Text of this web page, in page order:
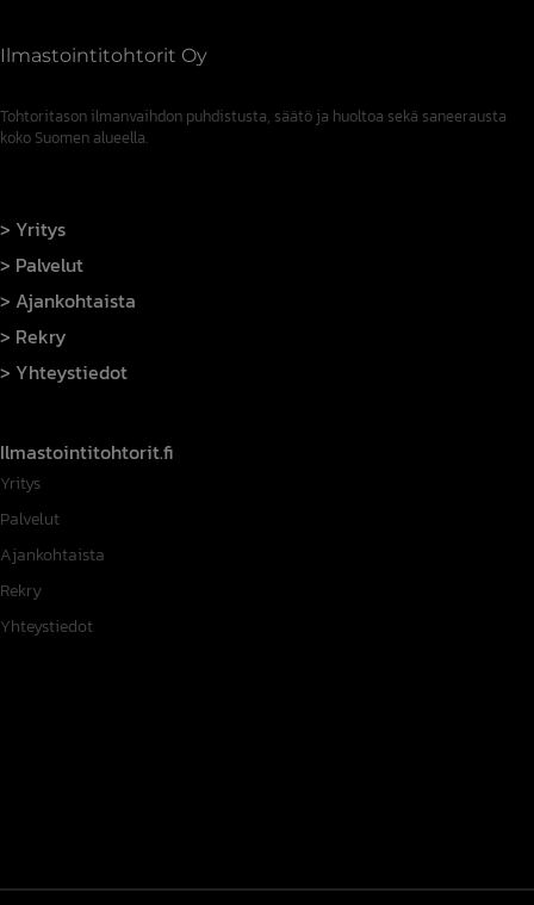
Ilmastointitohtorit Oy
Tohtoritason ilmanvaihdon puhdistusta, säätö ja huoltoa sekä saneerausta
koko Suomen alueella.
Yritys
Palvelut
Ajankohtaista
Rekry
Yhteystiedot
Ilmastointitohtorit.fi
Yritys
Palvelut
Ajankohtaista
Rekry
Yhteystiedot